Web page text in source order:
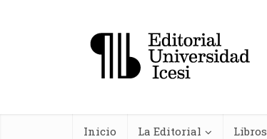
Inicio La Editorial Libros